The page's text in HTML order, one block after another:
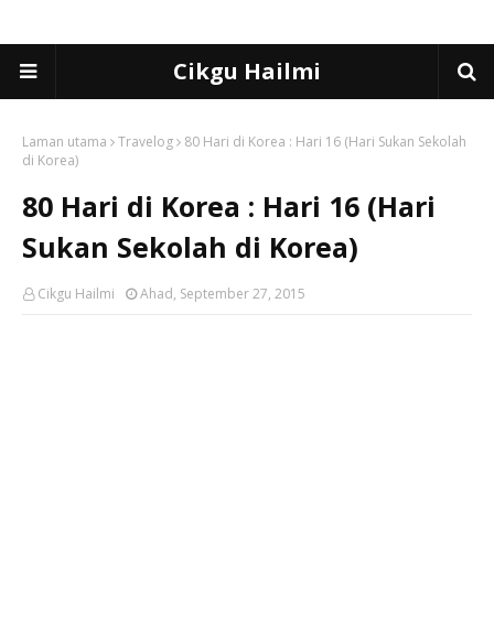
Cikgu Hailmi
Laman utama Travelog
80 Hari di Korea : Hari 16 (Hari Sukan Sekolah
di Korea)
80 Hari di Korea : Hari 16 (Hari
Sukan Sekolah di Korea)
Cikgu Hailmi Ahad, September 27, 2015